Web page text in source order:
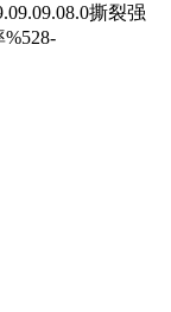
撕裂强
%528-